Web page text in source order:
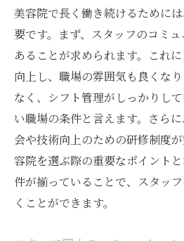
美容院で長く働き続けるために
要です。まず、スタッフのコミ
あることが求められます。これ
向上し、職場の雰囲気も良くな
なく、シフト管理がしっかりし
い職場の条件と言えます。さら
会や技術向上のための研修制度
容院を選ぶ際の重要なポイント
件が揃っていることで、スタッ
くことができます。